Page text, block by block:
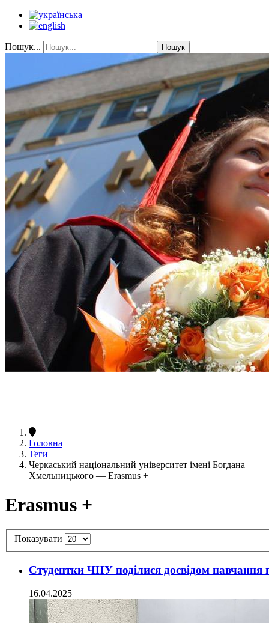
Пошук... Пошук
Головна
Теги
Черкаський національний університет імені Богдана
Хмельницького — Erasmus +
Erasmus +
Показувати
Студентки ЧНУ поділися досвідом навчання
16.04.2025